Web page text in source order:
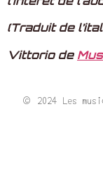
(Traduit de
Vittorio de
© 2024 Les